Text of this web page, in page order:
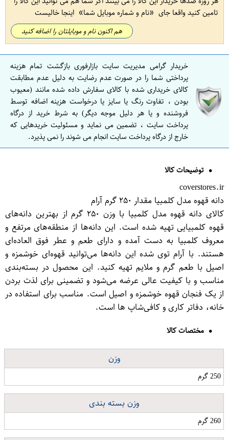
تامین کنید واقعا جای
نام و شماره موبایل شما اینجا خالیست
هم اکنون نام و موبایلتان را اضافه کنید
خریدار گرامی مدیریت سایت بازارفوری بازگشت تمام هزینه
پرداختی شما را در صورت عدم رضایت به دلیل عدم مطابقت
کالای خریداری شده با کالای سفارش داده شده مانند (معیوب
بودن ، تفاوت رنگ یا سایز یا درخواست هزینه اضافه توسط
فروشنده و یا هر دلیل موجه دیگر) به شرط خرید از درگاه
پرداخت سایت ، تضمین می نماید و مسئولیت خریدهایی که
خارج از درگاه پرداخت سایت انجام می شوند را نمی پذیرد.
توضیحات کالا
coverstores.ir
دانه قهوه مدل کلمبیا مقدار ۲۵۰ گرم آرام
کالای دانه قهوه مدل کلمبیا با وزن ۲۵۰ گرم از بهترین دانه‌های
قهوه کلمبیایی تهیه شده است. این دانه‌ها از منطقه‌های مرتفع و
معروف کلمبیا به دست آمده و دارای طعم و عطر فوق العاده‌ای
هستند. با آرام توی شده این دانه‌ها می‌توانید قهوه‌ای خوشمزه و
اصیل با طعم گرم و ملایم تهیه کنید. این محصول در بسته‌بندی
مناسب و با کیفیت عالی عرضه می‌شود و تضمینی برای لذت بردن
از یک فنجان قهوه خوشمزه و اصیل است. مناسب برای استفاده در
خانه، دفاتر کاری و کافی‌شاپ ها است.
مختصات کالا
وزن
250 گرم
وزن بسته بندی
260 گرم